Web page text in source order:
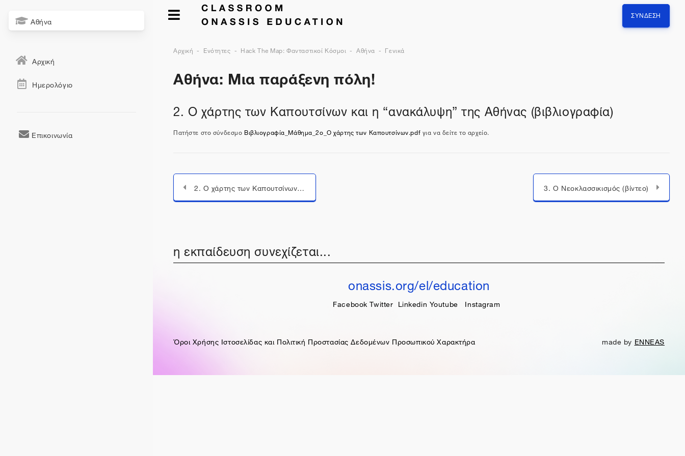
ΣΎΝΔΕΣΗ
Αρχική Ενότητες Hack The Map: Φανταστικοί Κόσμοι Αθήνα Γενικά
Αθήνα: Μια παράξενη πόλη!
2. Ο χάρτης των Καπουτσίνων και η “ανακάλυψη” της Αθήνας (βιβλιογραφία)
Πατήστε στο σύνδεσμο Βιβλιογραφία_Μάθημα_2ο_Ο χάρτης των Καπουτσίνων.pdfγια να δείτε το αρχείο.
2. Ο χάρτης των Καπουτσίνων και η “ανακάλυψη” της Αθήνας (παρουσίαση) 3. Ο Νεοκλασσικισμός (βίντεο)
Αθήνα
Αρχική
Ημερολόγιο
Επικοινωνία
η εκπαίδευση συνεχίζεται...
onassis.org/el/education
Facebook Twitter Linkedin Youtube Instagram
Όροι Χρήσης Ιστοσελίδας και Πολιτική Προστασίας Δεδομένων Προσωπικού Χαρακτήρα made by ENNEAS